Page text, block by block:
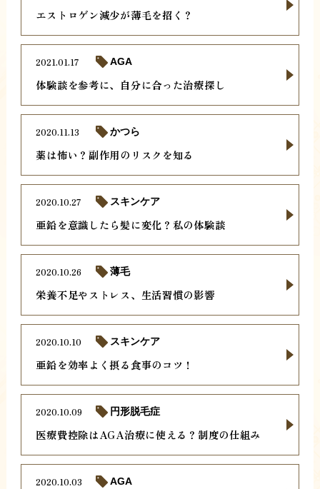
エストロゲン減少が薄毛を招く？
体験談を参考に、自分に合った治療探し
2021.01.17 AGA
薬は怖い？副作用のリスクを知る
2020.11.13 かつら
亜鉛を意識したら髪に変化？私の体験談
2020.10.27 スキンケア
栄養不足やストレス、生活習慣の影響
2020.10.26 薄毛
亜鉛を効率よく摂る食事のコツ！
2020.10.10 スキンケア
医療費控除はAGA治療に使える？制度の仕組み
2020.10.09 円形脱毛症
2020.10.03 AGA